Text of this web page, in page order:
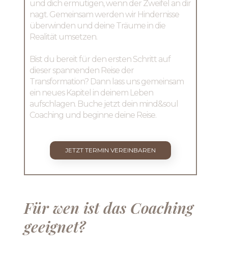
und dich ermutigen, wenn der Zweifel an dir
nagt. Gemeinsam werden wir Hindernisse
überwinden und deine Träume in die
Realität umsetzen.
Bist du bereit für den ersten Schritt auf
dieser spannenden Reise der
Transformation? Dann lass uns gemeinsam
ein neues Kapitel in deinem Leben
aufschlagen. Buche jetzt dein mind&soul
Coaching und beginne deine Reise.
JETZT TERMIN VEREINBAREN
Fü​r wen ist das Coaching
geeignet?